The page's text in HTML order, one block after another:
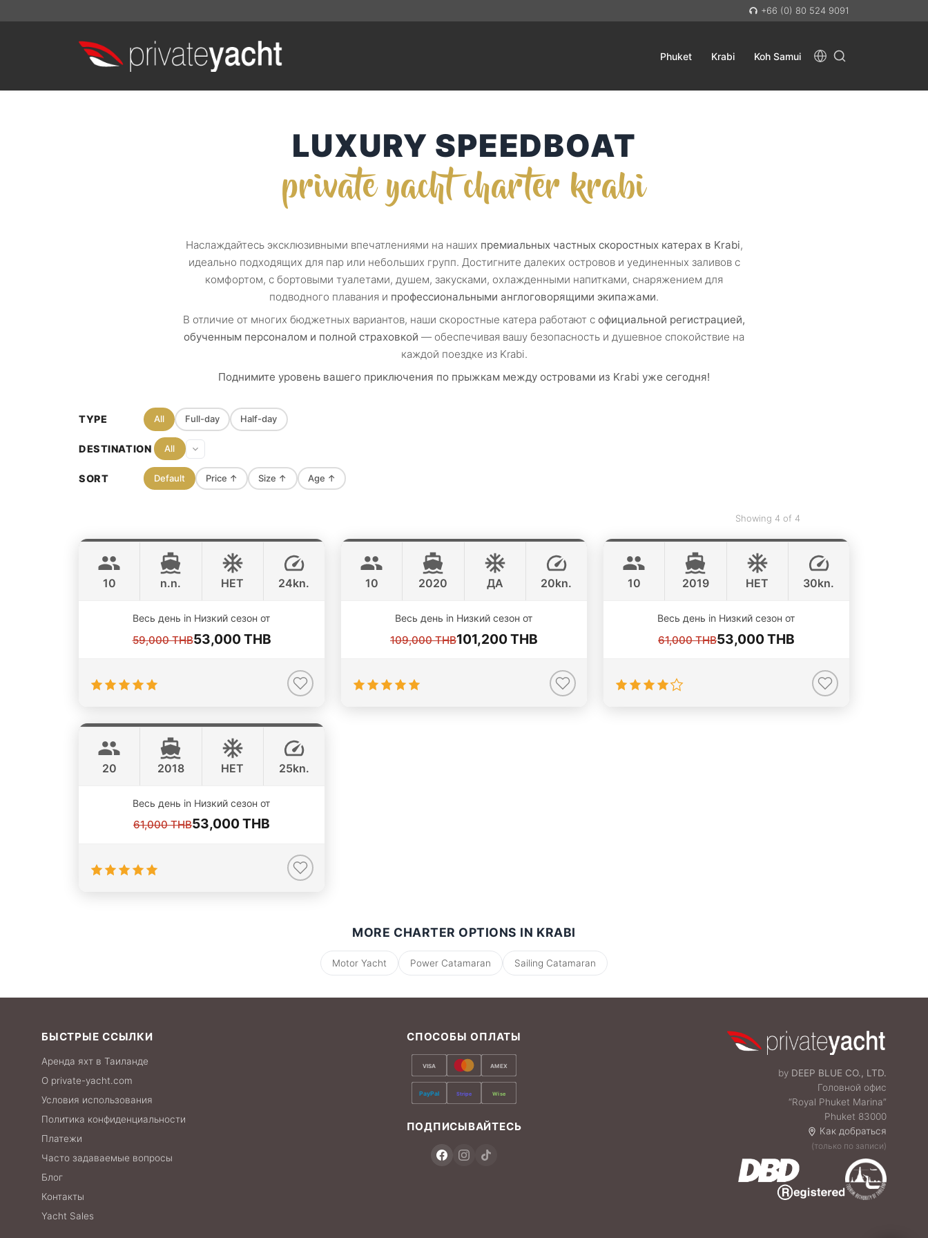
+66 (0) 80 524 9091
Phuket Krabi Koh Samui
LUXURY SPEEDBOAT
private yacht charter krabi
Наслаждайтесь эксклюзивными впечатлениями на наших премиальных частных скоростных катерах в Krabi,
идеально подходящих для пар или небольших групп. Достигните далеких островов и уединенных заливов с
комфортом, с бортовыми туалетами, душем, закусками, охлажденными напитками, снаряжением для
подводного плавания и профессиональными англоговорящими экипажами.
В отличие от многих бюджетных вариантов, наши скоростные катера работают с официальной регистрацией,
обученным персоналом и полной страховкой — обеспечивая вашу безопасность и душевное спокойствие на
каждой поездке из Krabi.
Поднимите уровень вашего приключения по прыжкам между островами из Krabi уже сегодня!
TYPE All Full-day Half-day
DESTINATION All
SORT Default Price ↑ Size ↑ Age ↑
Showing 4 of 4
CUSTOM BUILD 45FT
ONLINE AVAILABILITY
10 n.n. НЕТ 24kn.
Весь день in Низкий сезон от
59,000 THB53,000 THB
AQUILA 36FT
10 2020 ДА 20kn.
Весь день in Низкий сезон от
109,000 THB101,200 THB
CUSTOM BUILD 39FT
ONLINE AVAILABILITY
10 2019 НЕТ 30kn.
Весь день in Низкий сезон от
61,000 THB53,000 THB
CUSTOM BUILD 41FT
ONLINE AVAILABILITY
20 2018 НЕТ 25kn.
Весь день in Низкий сезон от
61,000 THB53,000 THB
MORE CHARTER OPTIONS IN KRABI
Motor Yacht Power Catamaran Sailing Catamaran
БЫСТРЫЕ ССЫЛКИ
Аренда яхт в Таиланде
О private-yacht.com
Условия использования
Политика конфиденциальности
Платежи
Часто задаваемые вопросы
Блог
Контакты
Yacht Sales
СПОСОБЫ ОПЛАТЫ
VISA AMEX
PayPal Stripe Wise
ПОДПИСЫВАЙТЕСЬ
by DEEP BLUE CO., LTD.
Головной офис
“Royal Phuket Marina”
Phuket 83000
Как добраться
(только по записи)